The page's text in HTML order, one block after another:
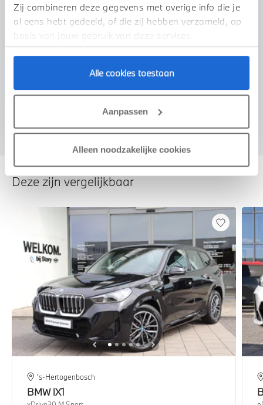
Zij combineren deze gegevens met overige info die je
al eens hebt gedeeld, of die zij hebben verzameld, op
basis van jouw gebruik van deze services.
Alle cookies toestaan
Aanpassen
Alleen noodzakelijke cookies
Voorstel aanvragen
Deze zijn vergelijkbaar
's-Hertogenbosch
BMW iX1